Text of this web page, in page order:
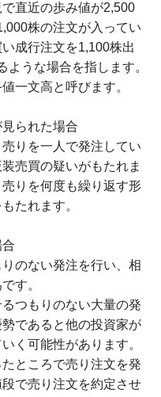
直近の歩み値が2,500
株の注文が入ってい
成行注文を1,100株出
ような場合を指します。
一文高と呼びます。
られた場合
りを一人で発注してい
売買の疑いがもたれま
りを何度も繰り返す形
たれます。
のない発注を行い、相
す。
つもりのない大量の発
であると他の投資家が
く可能性があります。
ところで売り注文を発
で売り注文を約定させ